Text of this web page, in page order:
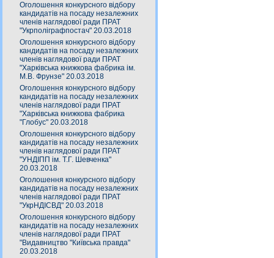
Оголошення конкурсного відбору
кандидатів на посаду незалежних
членів наглядової ради ПРАТ
"Укрполіграфпостач" 20.03.2018
Оголошення конкурсного відбору
кандидатів на посаду незалежних
членів наглядової ради ПРАТ
"Харківська книжкова фабрика ім.
М.В. Фрунзе" 20.03.2018
Оголошення конкурсного відбору
кандидатів на посаду незалежних
членів наглядової ради ПРАТ
"Харківська книжкова фабрика
"Глобус" 20.03.2018
Оголошення конкурсного відбору
кандидатів на посаду незалежних
членів наглядової ради ПРАТ
"УНДІПП ім. Т.Г. Шевченка"
20.03.2018
Оголошення конкурсного відбору
кандидатів на посаду незалежних
членів наглядової ради ПРАТ
"УкрНДІСВД" 20.03.2018
Оголошення конкурсного відбору
кандидатів на посаду незалежних
членів наглядової ради ПРАТ
"Видавництво "Київська правда"
20.03.2018